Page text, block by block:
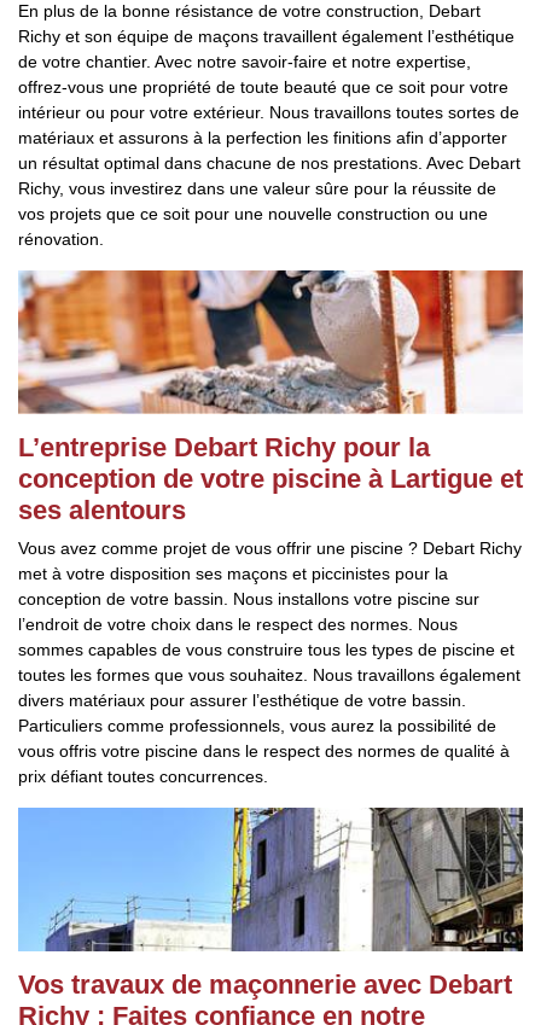
En plus de la bonne résistance de votre construction, Debart
Richy et son équipe de maçons travaillent également l’esthétique
de votre chantier. Avec notre savoir-faire et notre expertise,
offrez-vous une propriété de toute beauté que ce soit pour votre
intérieur ou pour votre extérieur. Nous travaillons toutes sortes de
matériaux et assurons à la perfection les finitions afin d’apporter
un résultat optimal dans chacune de nos prestations. Avec Debart
Richy, vous investirez dans une valeur sûre pour la réussite de
vos projets que ce soit pour une nouvelle construction ou une
rénovation.
L’entreprise Debart Richy pour la
conception de votre piscine à Lartigue et
ses alentours
Vous avez comme projet de vous offrir une piscine ? Debart Richy
met à votre disposition ses maçons et piccinistes pour la
conception de votre bassin. Nous installons votre piscine sur
l’endroit de votre choix dans le respect des normes. Nous
sommes capables de vous construire tous les types de piscine et
toutes les formes que vous souhaitez. Nous travaillons également
divers matériaux pour assurer l’esthétique de votre bassin.
Particuliers comme professionnels, vous aurez la possibilité de
vous offris votre piscine dans le respect des normes de qualité à
prix défiant toutes concurrences.
Vos travaux de maçonnerie avec Debart
Richy : Faites confiance en notre